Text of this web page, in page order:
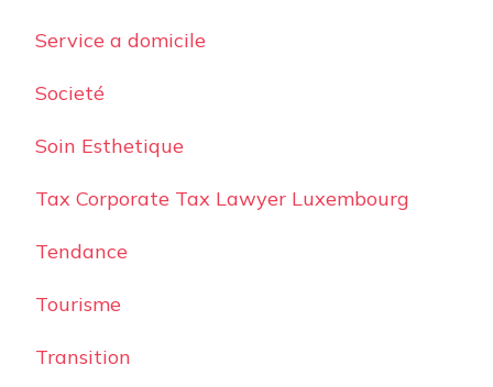
Service a domicile
Societé
Soin Esthetique
Tax Corporate Tax Lawyer Luxembourg
Tendance
Tourisme
Transition